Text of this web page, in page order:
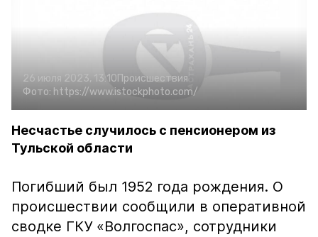
26 июля 2023, 13:10Происшествия
Фото: https://www.istockphoto.com/
Несчастье случилось с пенсионером из
Тульской области
Погибший был 1952 года рождения. О
происшествии сообщили в оперативной
сводке ГКУ «Волгоспас», сотрудники